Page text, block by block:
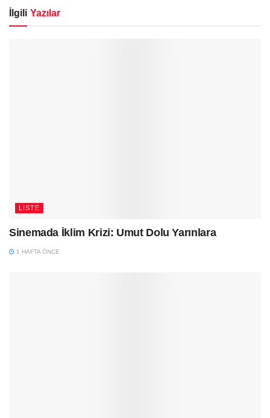
İlgili Yazılar
LISTE
Sinemada İklim Krizi: Umut Dolu Yarınlara
1 HAFTA ÖNCE